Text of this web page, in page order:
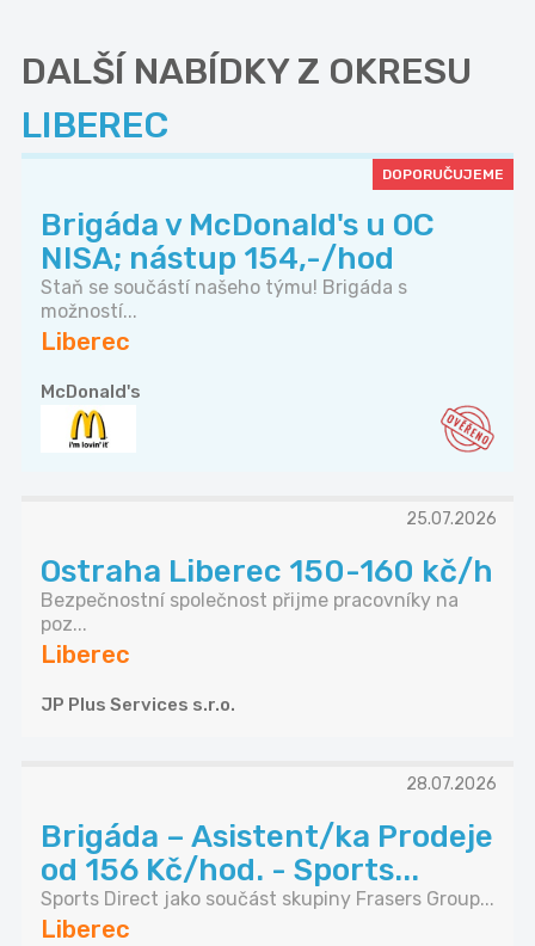
DALŠÍ NABÍDKY Z OKRESU
LIBEREC
DOPORUČUJEME
Brigáda v McDonald's u OC
NISA; nástup 154,-/hod
Staň se součástí našeho týmu! Brigáda s
možností...
Liberec
McDonald's
25.07.2026
Ostraha Liberec 150-160 kč/h
Bezpečnostní společnost přijme pracovníky na
poz...
Liberec
JP Plus Services s.r.o.
28.07.2026
Brigáda – Asistent/ka Prodeje
od 156 Kč/hod. - Sports...
Sports Direct jako součást skupiny Frasers Group...
Liberec